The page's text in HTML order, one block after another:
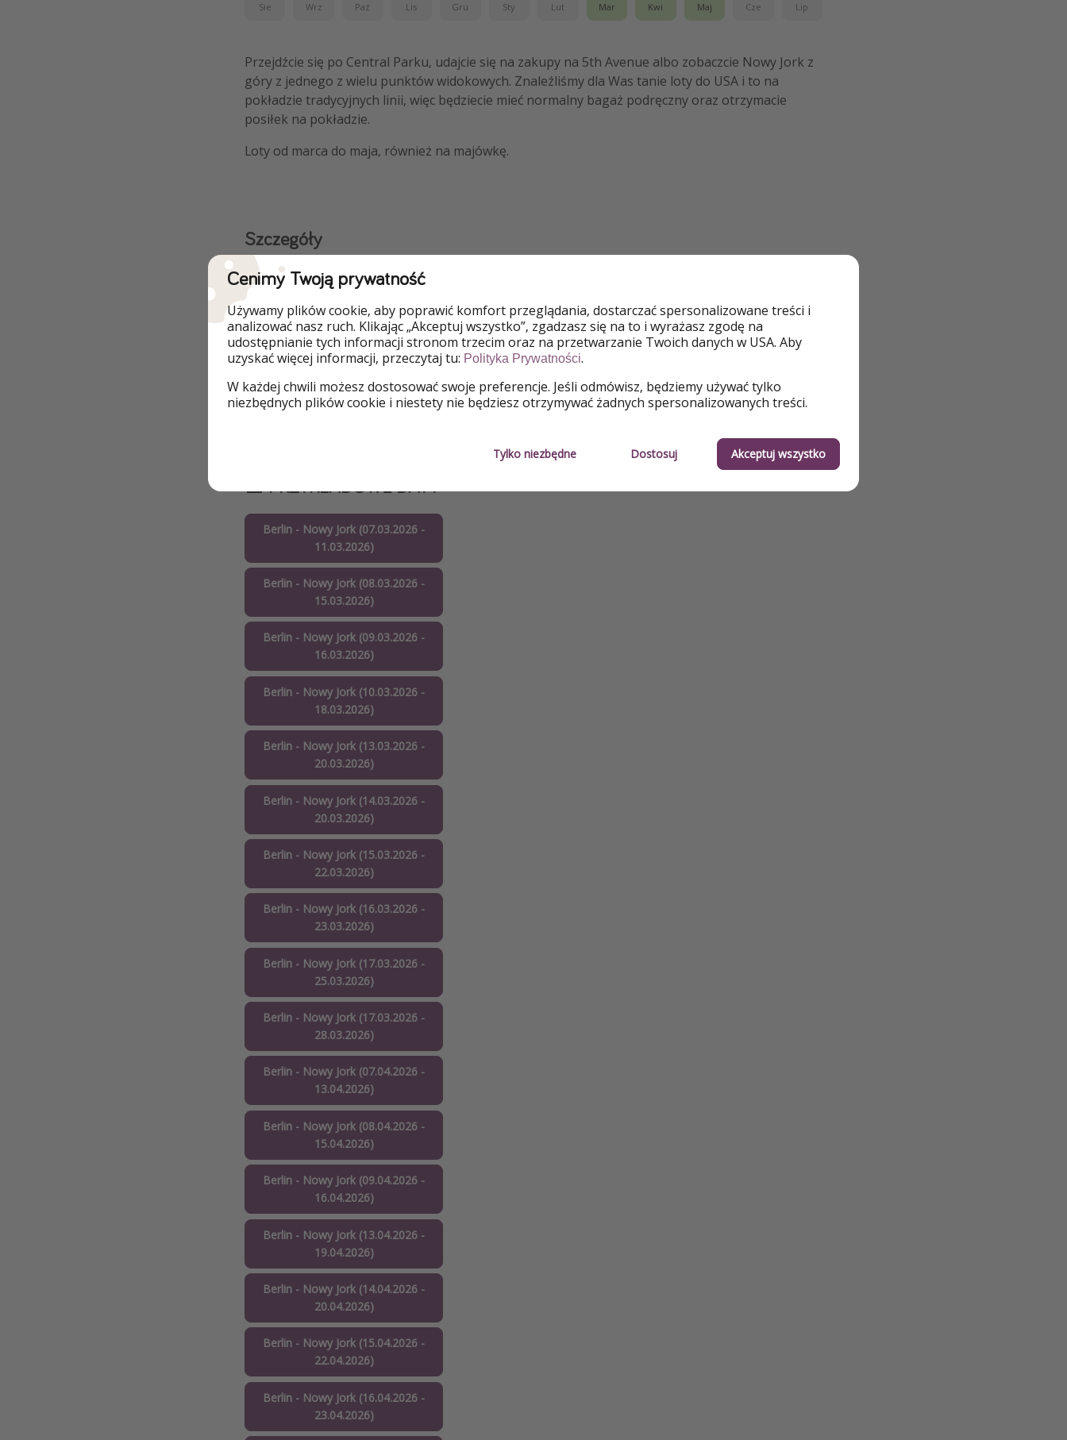
Sie Wrz Paź Lis Gru Sty Lut Mar Kwi Maj Cze Lip
Przejdźcie się po Central Parku, udajcie się na zakupy na 5th Avenue albo zobaczcie Nowy Jork z
góry z jednego z wielu punktów widokowych. Znaleźliśmy dla Was tanie loty do USA i to na
pokładzie tradycyjnych linii, więc będziecie mieć normalny bagaż podręczny oraz otrzymacie
posiłek na pokładzie.
Loty od marca do maja, również na majówkę.
Szczegóły
📅 PRZYKŁADOWE DATY
Berlin - Nowy Jork (07.03.2026 -
11.03.2026)
Berlin - Nowy Jork (08.03.2026 -
15.03.2026)
Berlin - Nowy Jork (09.03.2026 -
16.03.2026)
Berlin - Nowy Jork (10.03.2026 -
18.03.2026)
Berlin - Nowy Jork (13.03.2026 -
20.03.2026)
Berlin - Nowy Jork (14.03.2026 -
20.03.2026)
Berlin - Nowy Jork (15.03.2026 -
22.03.2026)
Berlin - Nowy Jork (16.03.2026 -
23.03.2026)
Berlin - Nowy Jork (17.03.2026 -
25.03.2026)
Berlin - Nowy Jork (17.03.2026 -
28.03.2026)
Berlin - Nowy Jork (07.04.2026 -
13.04.2026)
Berlin - Nowy Jork (08.04.2026 -
15.04.2026)
Berlin - Nowy Jork (09.04.2026 -
16.04.2026)
Berlin - Nowy Jork (13.04.2026 -
19.04.2026)
Berlin - Nowy Jork (14.04.2026 -
20.04.2026)
Berlin - Nowy Jork (15.04.2026 -
22.04.2026)
Berlin - Nowy Jork (16.04.2026 -
23.04.2026)
Cenimy Twoją prywatność
Używamy plików cookie, aby poprawić komfort przeglądania, dostarczać spersonalizowane treści i
analizować nasz ruch. Klikając „Akceptuj wszystko”, zgadzasz się na to i wyrażasz zgodę na
udostępnianie tych informacji stronom trzecim oraz na przetwarzanie Twoich danych w USA. Aby
uzyskać więcej informacji, przeczytaj tu: Polityka Prywatności.
W każdej chwili możesz dostosować swoje preferencje. Jeśli odmówisz, będziemy używać tylko
niezbędnych plików cookie i niestety nie będziesz otrzymywać żadnych spersonalizowanych treści.
Tylko niezbędne Dostosuj Akceptuj wszystko